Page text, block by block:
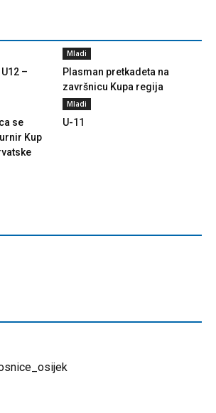
–
Mladi
Plasman pretkadeta na
završnicu Kupa regija
se
Kup
Mladi
U-11